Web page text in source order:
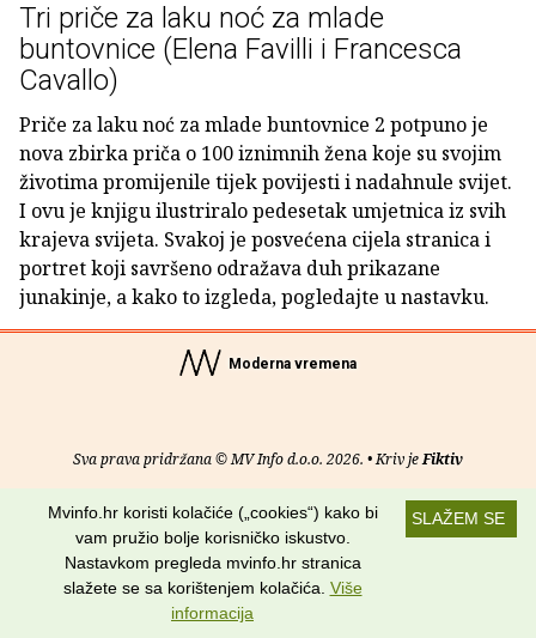
Tri priče za laku noć za mlade
buntovnice (Elena Favilli i Francesca
Cavallo)
Priče za laku noć za mlade buntovnice 2 potpuno je
nova zbirka priča o 100 iznimnih žena koje su svojim
životima promijenile tijek povijesti i nadahnule svijet.
I ovu je knjigu ilustriralo pedesetak umjetnica iz svih
krajeva svijeta. Svakoj je posvećena cijela stranica i
portret koji savršeno odražava duh prikazane
junakinje, a kako to izgleda, pogledajte u nastavku.
Moderna vremena
Sva prava pridržana © MV Info d.o.o. 2026. • Kriv jeFiktiv
O nama • Pomoć• Uvjeti korištenja• RSS kanali
SLAŽEM SE
Mvinfo.hr koristi kolačiće („cookies“) kako bi
vam pružio bolje korisničko iskustvo.
Nastavkom pregleda mvinfo.hr stranica
slažete se sa korištenjem kolačića. Više
informacija